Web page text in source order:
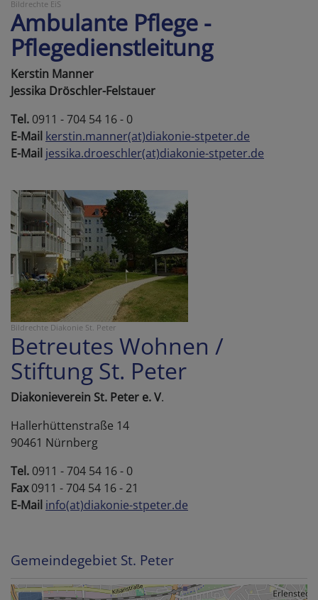
Bildrechte EiS
Ambulante Pflege -
Pflegedienstleitung
Kerstin Manner
Jessika Dröschler-Felstauer
Tel. 0911 - 704 54 16 - 0
E-Mail kerstin.manner(at)diakonie-stpeter.de
E-Mail jessika.droeschler(at)diakonie-stpeter.de
Bildrechte Diakonie St. Peter
Betreutes Wohnen /
Stiftung St. Peter
Diakonieverein St. Peter e. V.
Hallerhüttenstraße 14
90461 Nürnberg
Tel. 0911 - 704 54 16 - 0
Fax0911 - 704 54 16 - 21
E-Mail info(at)diakonie-stpeter.de
Gemeindegebiet St. Peter